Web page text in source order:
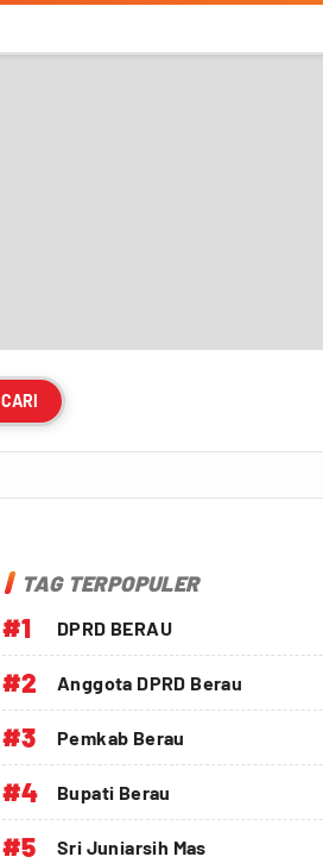
CARI
TAG TERPOPULER
#1 DPRD BERAU
#2 Anggota DPRD Berau
#3 Pemkab Berau
#4 Bupati Berau
#5 Sri Juniarsih Mas